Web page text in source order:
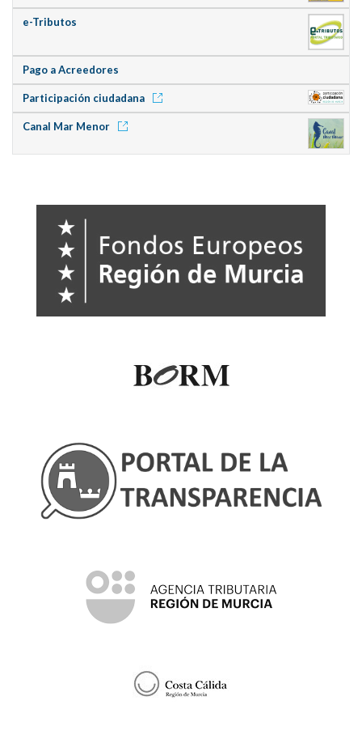
e-Tributos
Pago a Acreedores
Participación ciudadana
Canal Mar Menor